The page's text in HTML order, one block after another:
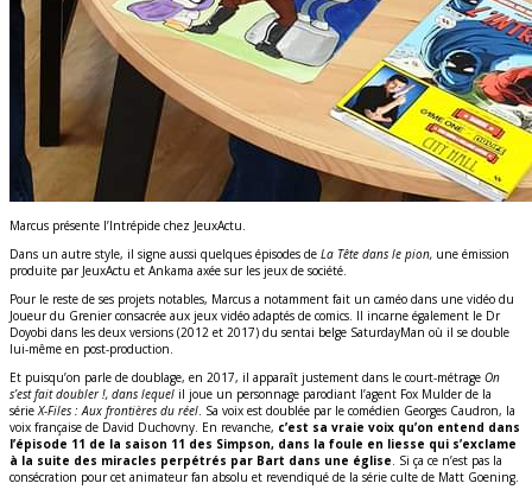
Marcus présente l’Intrépide chez JeuxActu.
Dans un autre style, il signe aussi quelques épisodes de La Tête dans le pion, une émission
produite par JeuxActu et Ankama axée sur les jeux de société.
Pour le reste de ses projets notables, Marcus a notamment fait un caméo dans une vidéo du
Joueur du Grenier consacrée aux jeux vidéo adaptés de comics. Il incarne également le Dr
Doyobi dans les deux versions (2012 et 2017) du sentai belge SaturdayMan où il se double
lui-même en post-production.
Et puisqu’on parle de doublage, en 2017, il apparaît justement dans le court-métrage On
s’est fait doubler !, dans lequel il joue un personnage parodiant l’agent Fox Mulder de la
sérieX-Files : Aux frontières du réel. Sa voix est doublée par le comédien Georges Caudron, la
voix française de David Duchovny. En revanche, c’est sa vraie voix qu’on entend dans
l’épisode 11 de la saison 11 des Simpson, dans la foule en liesse qui s’exclame
à la suite des miracles perpétrés par Bart dans une église. Si ça ce n’est pas la
consécration pour cet animateur fan absolu et revendiqué de la série culte de Matt Goening.